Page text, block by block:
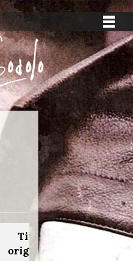
Titolo
originale: